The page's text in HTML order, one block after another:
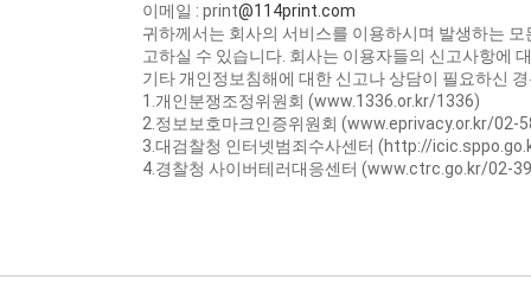
이메일 : print@114print.com
귀하께서는 회사의 서비스를 이용하시며 발생하는
고하실 수 있습니다. 회사는 이용자들의 신고사항에
기타 개인정보침해에 대한 신고나 상담이 필요하신
1.개인분쟁조정위원회 (www.1336.or.kr/1336)
2.정보보호마크인증위원회 (www.eprivacy.or.kr/02-
3.대검찰청 인터넷범죄수사센터 (http://
4.경찰청 사이버테러대응센터 (www.ctrc.go.kr/02-